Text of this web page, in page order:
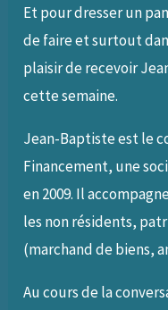
Et pour dresser un
de faire et surtout
plaisir de recevoir
cette semaine.
Jean-Baptiste est le
Financement, une
en 2009. Il
les non résidents,
(marchand de biens,
Au cours de la